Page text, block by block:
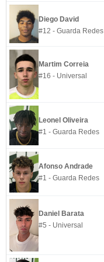
Diego David
#12 - Guarda Redes
Martim Correia
#16 - Universal
Leonel Oliveira
#1 - Guarda Redes
Afonso Andrade
#1 - Guarda Redes
Daniel Barata
#5 - Universal